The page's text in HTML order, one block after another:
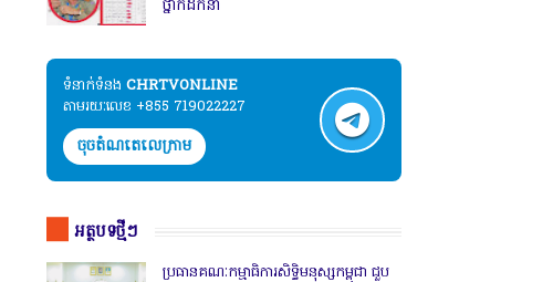
ថ្នាក់ដឹកនាំ
ទំនាក់ទំនង​​ CHRTVONLINE
តាមរយៈលេខ +855 719022227
ចុចតំណតេលេក្រាម
អត្ថបទថ្មីៗ
ប្រធានគណៈកម្មាធិការសិទ្ធិមនុស្សកម្ពុជា ជួប